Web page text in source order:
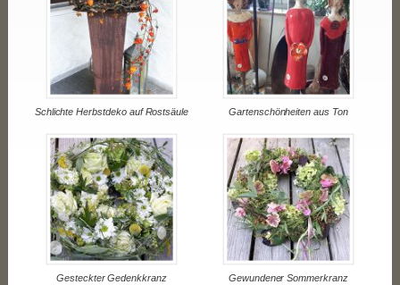
Schlichte Herbstdeko auf Rostsäule Gartenschönheiten aus Ton
Gesteckter Gedenkkranz Gewundener Sommerkranz